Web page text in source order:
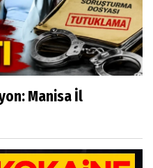
Manisa İl